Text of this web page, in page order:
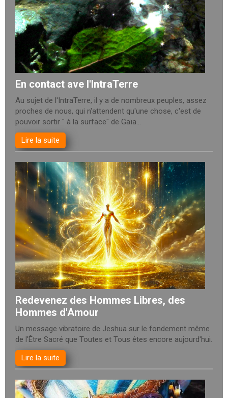
En contact ave l'IntraTerre
Au sujet de l'IntraTerre, il y a de nombreux peuples, assez
proches de nous, qui n'attendent qu'une chose, c'est de
pouvoir sortir " à la surface" de Gaïa...
Lire la suite
Redevenez des Hommes Libres, des
Hommes d'Amour
Un message vibratoire de Jeshua sur le fondement même
de l'Être Sacré que Toutes et Tous êtes encore aujourd'hui.
Lire la suite